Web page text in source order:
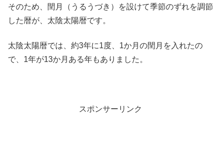
そのため、閏月（うるうづき）を設けて季節のずれを調節
した暦が、太陰太陽暦です。
太陰太陽暦では、約3年に1度、1か月の閏月を入れたの
で、1年が13か月ある年もありました。
スポンサーリンク